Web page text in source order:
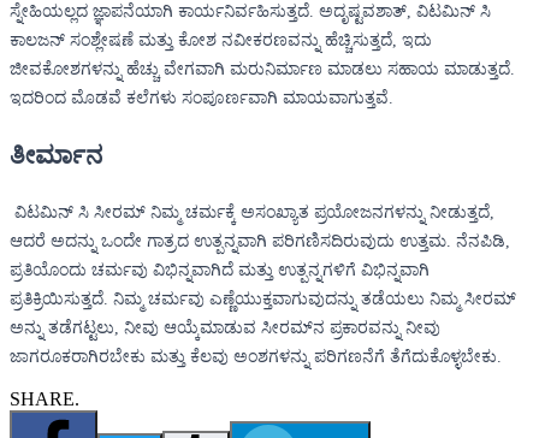
ಸ್ನೇಹಿಯಲ್ಲದ ಜ್ಞಾಪನೆಯಾಗಿ ಕಾರ್ಯನಿರ್ವಹಿಸುತ್ತದೆ. ಅದೃಷ್ಟವಶಾತ್, ವಿಟಮಿನ್ ಸಿ
ಕಾಲಜನ್ ಸಂಶ್ಲೇಷಣೆ ಮತ್ತು ಕೋಶ ನವೀಕರಣವನ್ನು ಹೆಚ್ಚಿಸುತ್ತದೆ, ಇದು
ಜೀವಕೋಶಗಳನ್ನು ಹೆಚ್ಚು ವೇಗವಾಗಿ ಮರುನಿರ್ಮಾಣ ಮಾಡಲು ಸಹಾಯ ಮಾಡುತ್ತದೆ.
ಇದರಿಂದ ಮೊಡವೆ ಕಲೆಗಳು ಸಂಪೂರ್ಣವಾಗಿ ಮಾಯವಾಗುತ್ತವೆ.
ತೀರ್ಮಾನ
ವಿಟಮಿನ್ ಸಿ ಸೀರಮ್ ನಿಮ್ಮ ಚರ್ಮಕ್ಕೆ ಅಸಂಖ್ಯಾತ ಪ್ರಯೋಜನಗಳನ್ನು ನೀಡುತ್ತದೆ,
ಆದರೆ ಅದನ್ನು ಒಂದೇ ಗಾತ್ರದ ಉತ್ಪನ್ನವಾಗಿ ಪರಿಗಣಿಸದಿರುವುದು ಉತ್ತಮ. ನೆನಪಿಡಿ,
ಪ್ರತಿಯೊಂದು ಚರ್ಮವು ವಿಭಿನ್ನವಾಗಿದೆ ಮತ್ತು ಉತ್ಪನ್ನಗಳಿಗೆ ವಿಭಿನ್ನವಾಗಿ
ಪ್ರತಿಕ್ರಿಯಿಸುತ್ತದೆ. ನಿಮ್ಮ ಚರ್ಮವು ಎಣ್ಣೆಯುಕ್ತವಾಗುವುದನ್ನು ತಡೆಯಲು ನಿಮ್ಮ ಸೀರಮ್
ಅನ್ನು ತಡೆಗಟ್ಟಲು, ನೀವು ಆಯ್ಕೆಮಾಡುವ ಸೀರಮ್‌ನ ಪ್ರಕಾರವನ್ನು ನೀವು
ಜಾಗರೂಕರಾಗಿರಬೇಕು ಮತ್ತು ಕೆಲವು ಅಂಶಗಳನ್ನು ಪರಿಗಣನೆಗೆ ತೆಗೆದುಕೊಳ್ಳಬೇಕು.
SHARE.